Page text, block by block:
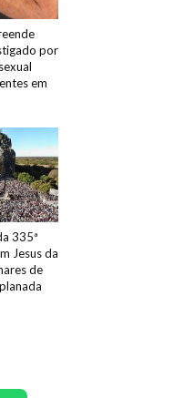
por
em
335ª
Jesus da
de